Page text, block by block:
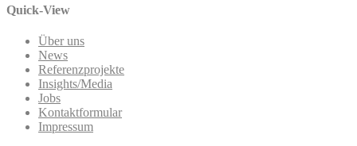
Quick-View
Über uns
News
Referenzprojekte
Insights/Media
Jobs
Kontaktformular
Impressum